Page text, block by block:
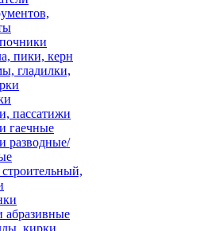
пики, керн
гладилки,
пассатижи
гаечные
разводные/
абразивные
кирки